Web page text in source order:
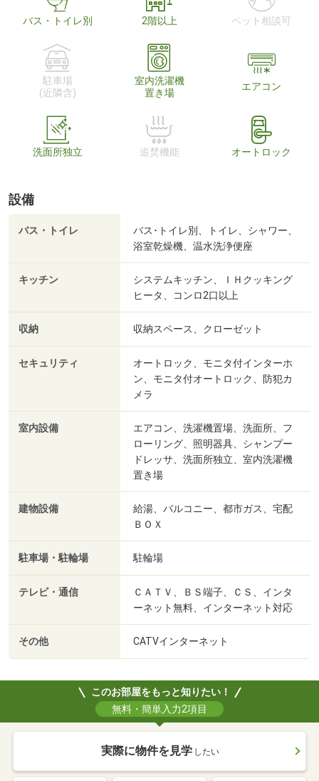
バス・トイレ別 2階以上 ペット相談可
駐車場
(近隣含)
室内洗濯機
置き場
エアコン
洗面所独立 追焚機能 オートロック
設備
バス・トイレ
バス･トイレ別、トイレ、シャワー、
浴室乾燥機、温水洗浄便座
キッチン
システムキッチン、ＩＨクッキング
ヒータ、コンロ2口以上
収納 収納スペース、クローゼット
セキュリティ
オートロック、モニタ付インターホ
ン、モニタ付オートロック、防犯カ
メラ
室内設備
エアコン、洗濯機置場、洗面所、フ
ローリング、照明器具、シャンプー
ドレッサ、洗面所独立、室内洗濯機
置き場
建物設備
給湯、バルコニー、都市ガス、宅配
ＢＯＸ
駐車場・駐輪場 駐輪場
テレビ・通信
ＣＡＴＶ、ＢＳ端子、ＣＳ、インタ
ーネット無料、インターネット対応
その他 CATVインターネット
このお部屋をもっと知りたい！
無料・簡単入力2項目
実際に物件を見学 したい